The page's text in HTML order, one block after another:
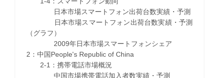
日本市場スマートフォン出荷台数実績・予測
日本市場スマートフォン出荷台数実績・予測
（グラフ）
2009年日本市場スマートフォンシェア
2：中国People's Republic of China
2-1：携帯電話市場概況
中国市場携帯電話加入者数実績・予測